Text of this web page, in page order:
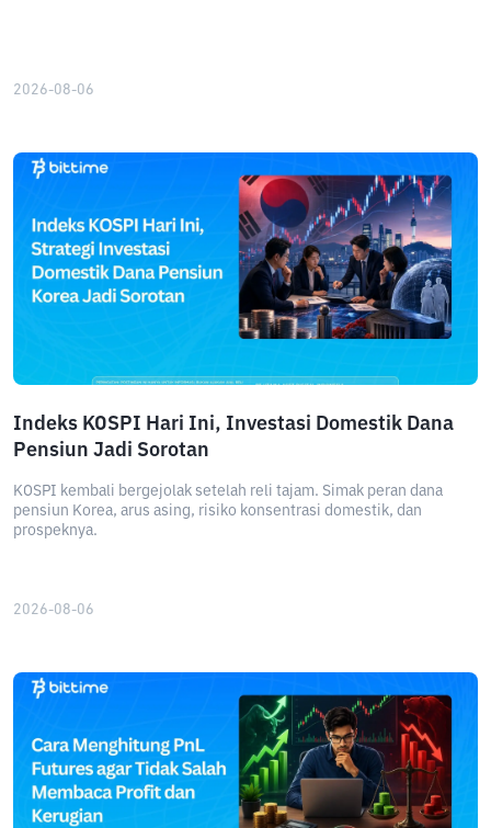
2026-08-06
Indeks KOSPI Hari Ini, Investasi Domestik Dana
Pensiun Jadi Sorotan
KOSPI kembali bergejolak setelah reli tajam. Simak peran dana
pensiun Korea, arus asing, risiko konsentrasi domestik, dan
prospeknya.
2026-08-06